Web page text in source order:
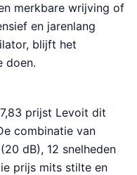
merkbare wrijving of
en jarenlang
blijft het
doen.
prijst Levoit dit
combinatie van
dB), 12 snelheden
prijs mits stilte en